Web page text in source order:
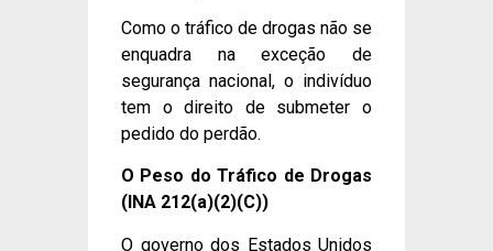
Como o tráfico de drogas não se
enquadra na exceção de
segurança nacional, o indivíduo
tem o direito de submeter o
pedido do perdão.
O Peso do Tráfico de Drogas
(INA 212(a)(2)(C))
O governo dos Estados Unidos